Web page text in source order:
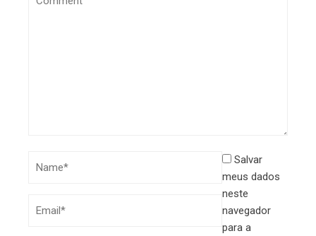
Salvar
meus dados
neste
navegador
para a